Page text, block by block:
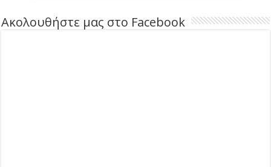
Ακολουθήστε μας στο Facebook